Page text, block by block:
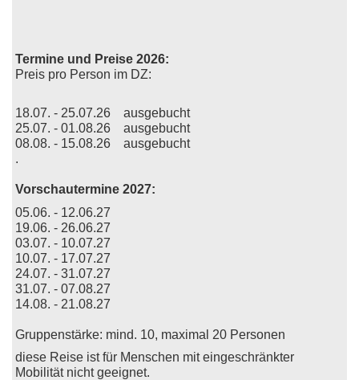
Termine und Preise 2026:
Preis pro Person im DZ:
18.07. - 25.07.26 ausgebucht
25.07. - 01.08.26 ausgebucht
08.08. - 15.08.26 ausgebucht
.
Vorschautermine 2027:
05.06. - 12.06.27
19.06. - 26.06.27
03.07. - 10.07.27
10.07. - 17.07.27
24.07. - 31.07.27
31.07. - 07.08.27
14.08. - 21.08.27
Gruppenstärke: mind. 10, maximal 20 Personen
diese Reise ist für Menschen mit eingeschränkter
Mobilität nicht geeignet.